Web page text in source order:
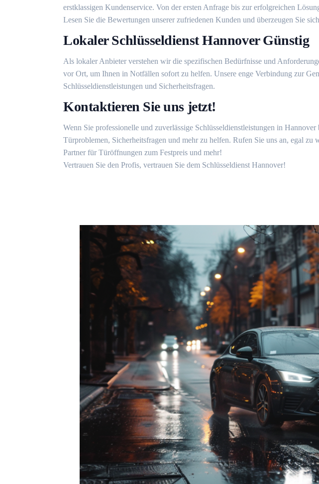
erstklassigen Kundenservice. Von der ersten Anfrage bis zur erfolgreichen
Lesen Sie die Bewertungen unserer zufriedenen Kunden und überzeugen Sie
Lokaler Schlüsseldienst Hannover Günstig
Als lokaler Anbieter verstehen wir die spezifischen Bedürfnisse und
vor Ort, um Ihnen in Notfällen sofort zu helfen. Unsere enge Verbindung zur
Schlüsseldienstleistungen und Sicherheitsfragen.
Kontaktieren Sie uns jetzt!
Wenn Sie professionelle und zuverlässige Schlüsseldienstleistungen in
Türproblemen, Sicherheitsfragen und mehr zu helfen. Rufen Sie uns an, egal
Partner für Türöffnungen zum Festpreis und mehr!
Vertrauen Sie den Profis, vertrauen Sie dem Schlüsseldienst Hannover!